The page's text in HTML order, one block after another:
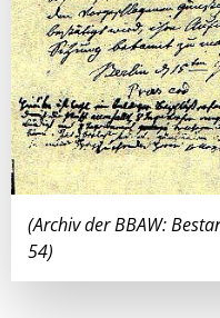
(Archiv der BBAW:
54)